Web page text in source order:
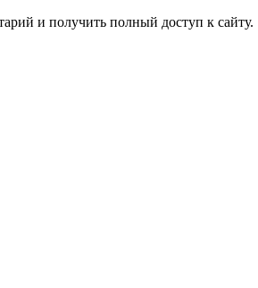
и получить полный доступ к сайту.